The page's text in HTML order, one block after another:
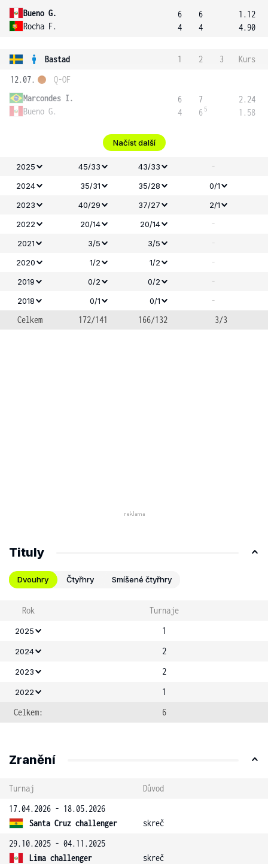
Bueno G.
Rocha F.
6
4
6
4
1.12
4.90
Bastad 1 2 3
Kurs
12.07.
Marcondes I.
Bueno G.
Q-OF
6
4
7
6 5
2.24
1.58
Načíst další
2025 45/33 43/33 -
2024 35/31 35/28
0/1
2023
40/29 37/27
2/1
2022
20/14 20/14 -
2021 3/5 3/5 -
2020 1/2 1/2 -
2019 0/2 0/2 -
2018 0/1 0/1
-
Celkem
172/141 166/132 3/3
Tituly
Dvouhry Čtyřhry Smíšené čtyřhry
Rok Turnaje
2025 1
2024 2
2023 2
2022
1
Celkem:
6
Zranění
Turnaj
Důvod
17.04.2026 - 18.05.2026
Santa Cruz challenger
skreč
29.10.2025 - 04.11.2025
Lima challenger
skreč